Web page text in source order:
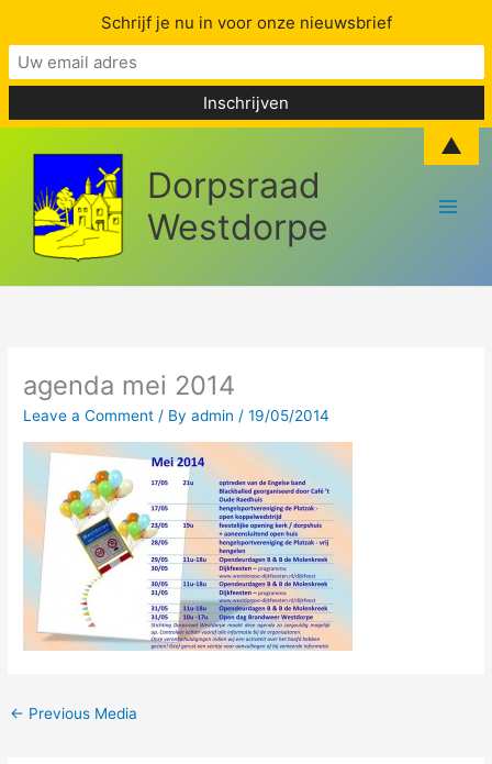
content
Dorpsraad
Westdorpe
agenda mei 2014
Leave a Comment / Byadmin/19/05/2014
← Previous Media
Schrijf je nu in voor onze nieuwsbrief
▲